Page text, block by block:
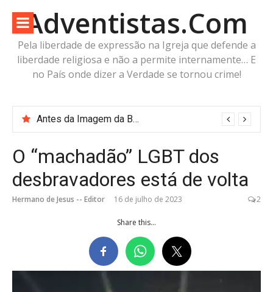
para
conteúdo
Adventistas.Com
Pela liberdade de expressão na Igreja que defende a
liberdade religiosa e não a permite internamente… E
no País onde dizer a Verdade se tornou crime!
“Robode” do Apocalipse? A imagem já existe. O corpo está pronto. Falta apenas o fôlego.
O “machadão” LGBT dos
desbravadores está de volta
Hermano de Jesus -- Editor 16 de julho de 2023 2
Share this...